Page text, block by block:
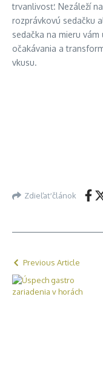
trvanlivosť. Nezáleží
rozprávkovú sedačku
sedačka na mieru
očakávania a
vkusu.
Zdieľať článok
Previous Article